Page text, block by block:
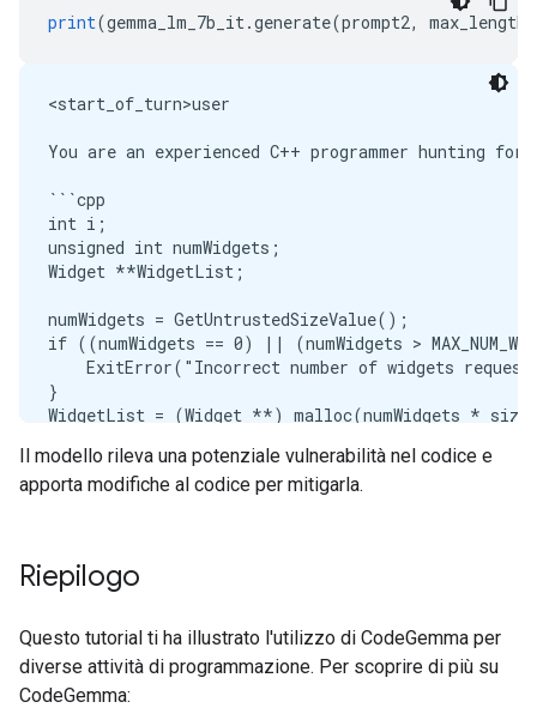
", WidgetList);
WidgetList[numWidgets] = NULL;
showWidgets(WidgetList);
```
<end_of_turn>
print(gemma_lm_7b_it.generate(prompt2, max_length
<start_of_turn>user
You are an experienced C++ programmer hunting
```cpp
int i;
unsigned int numWidgets;
Widget **WidgetList;
numWidgets = GetUntrustedSizeValue();
if ((numWidgets == 0) || (numWidgets >
ExitError("Incorrect number of widgets
}
WidgetList = (Widget **) malloc(numWidgets *
", WidgetList);
for (i = 0; i < numWidgets; i++) {
WidgetList[numWidgets] = NULL;
showWidgets(WidgetList);
<end_of_turn>
<start_of_turn>model
Yes, the code is vulnerable to a memory access
Il modello rileva una potenziale vulnerabilità nel codice e
apporta modifiche al codice per mitigarla.
Riepilogo
Questo tutorial ti ha illustrato l'utilizzo di CodeGemma per
diverse attività di programmazione. Per scoprire di più su
CodeGemma: